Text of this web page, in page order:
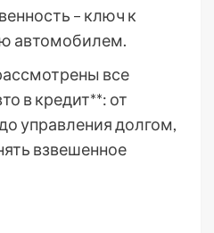
– ключ к
автомобилем.
все
в кредит**: от
управления долгом,
взвешенное